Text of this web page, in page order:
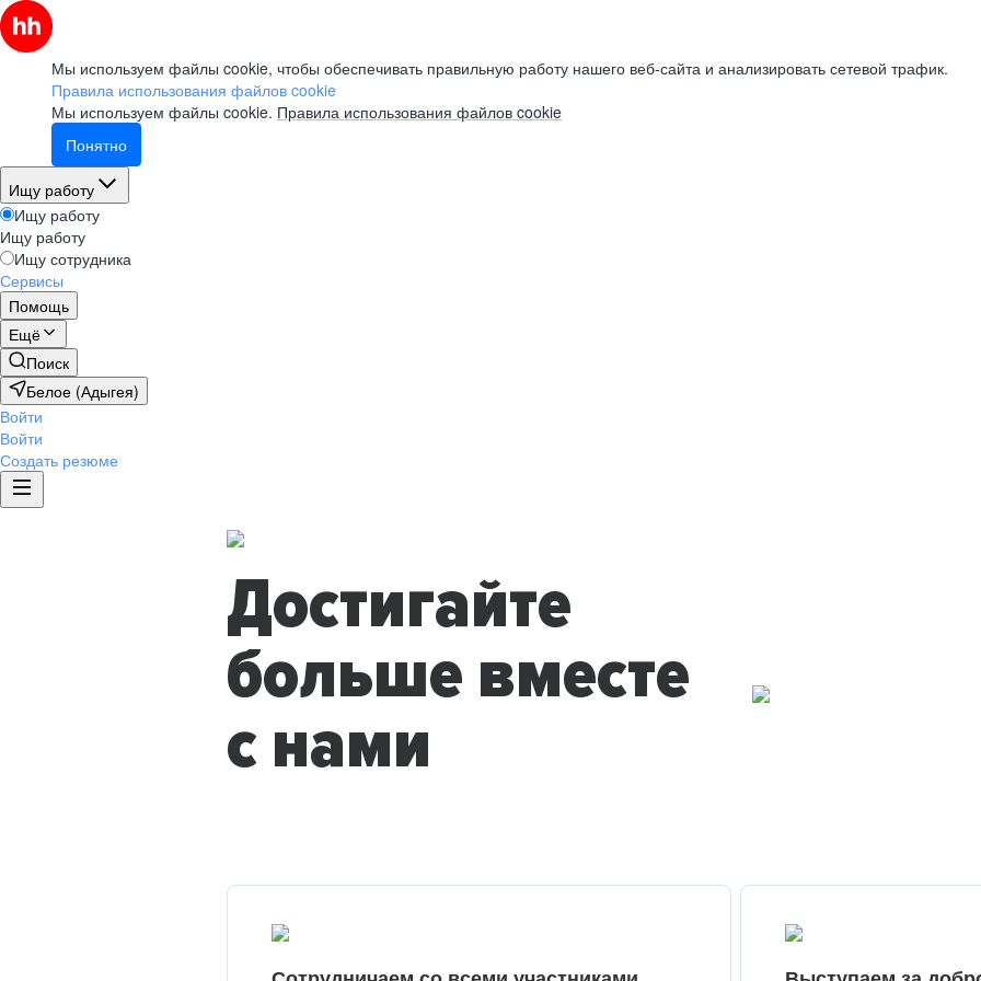
Мы используем файлы cookie, чтобы обеспечивать правильную работу нашего веб-сайта и анализировать сетевой трафик.
Правила использования файлов cookie
Мы используем файлы cookie. Правила использования файлов cookie
Понятно
Ищу работу
Ищу работу
Ищу работу
Ищу сотрудника
Сервисы
Помощь
Ещё
Поиск
Белое (Адыгея)
Войти
Войти
Создать резюме
Достигайте
больше вместе
с нами